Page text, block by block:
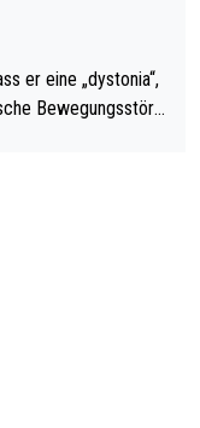
er eine „dystonia“,
Bewegungsstöru